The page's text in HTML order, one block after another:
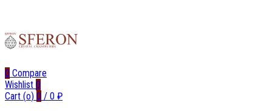
0 Compare
Wishlist 0
Cart (o) 0 / 0 ₽